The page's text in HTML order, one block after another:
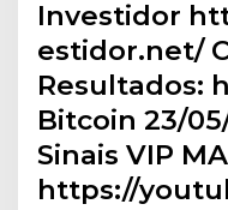
Investidor
estidor.net/
Resultados:
Bitcoin 23/
Sinais VIP
https://